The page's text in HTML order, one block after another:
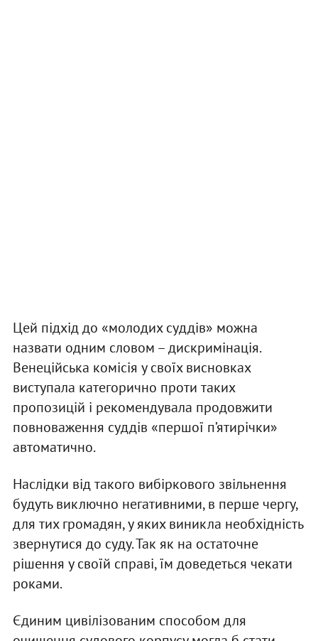
Цей підхід до «молодих суддів» можна
назвати одним словом – дискримінація.
Венеційська комісія у своїх висновках
виступала категорично проти таких
пропозицій і рекомендувала продовжити
повноваження суддів «першої п’ятирічки»
автоматично.
Наслідки від такого вибіркового звільнення
будуть виключно негативними, в перше чергу,
для тих громадян, у яких виникла необхідність
звернутися до суду. Так як на остаточне
рішення у своїй справі, їм доведеться чекати
роками.
Єдиним цивілізованим способом для